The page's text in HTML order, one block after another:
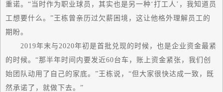
重诺。“当时作为职业球员，其实也是另一种‘打工人’，我知道员
工想要什么。”王栋曾亲历过欠薪困境，这让他格外理解员工的
期盼。
2019年末与2020年初是首批兑现的时候，也是企业资金最紧
的时候。“那半年时间内要发近60台车，账上资金紧张，我们创
始团队动用了自己的家底。”王栋说，“但大家很快达成一致，既
然承诺了，就做下去。”